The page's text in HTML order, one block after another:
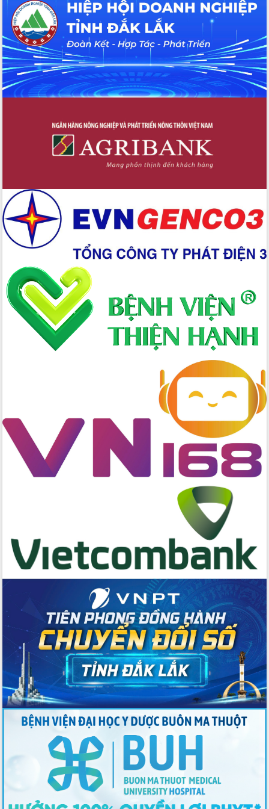
Tháo gỡ những vướng mắc, đẩy mạnh
công tác cải cách thủ tục hành chính
tại Trung tâm Phục vụ hành chính
công tỉnh
Đắk Lắk: Tôn vinh 46 giải pháp tại Hội
thi Sáng tạo Kỹ thuật 2024 - 2025
Đắk Lắk rà soát, điều chỉnh Đề án 190
Trương Công Thái kiểm tra thực địa
Dự án cao tốc Khánh Hòa - Buôn Ma
Định vị cà phê Việt Nam như một “di
Xây dựng nông thôn mới: Nâng cao đời
sống người dân từ những mô hình thiết
thực
Quyết liệt tháo gỡ vướng mắc, đẩy
nhanh tiến độ các dự án trọng điểm
trong Khu kinh tế Nam Phú Yên
Hòn Yến phát triển du lịch gắn với bảo
tồn biển
Lấy ý kiến điều chỉnh Quy hoạch tỉnh
Đắk Lắk thời kỳ 2021-2030, tầm nhìn
đến năm 2050
Phát động chiến dịch 30 ngày đêm
giải phóng mặt bằng Tuyến đường bộ
Đắk Lắk ký kết thỏa thuận hợp tác về
chuyển đổi số giai đoạn 2026 – 2030
với Tập đoàn Bưu chính Viễn thông
Việt Nam
Thứ trưởng Bộ Y tế làm việc với tỉnh
Đắk Lắk về phát triển nhân lực y tế
Tập huấn ứng dụng trí tuệ nhân tạo (AI)
trong thương mại điện tử năm 2026
trao đổi thông tin trước Kỳ họp thứ
Quyết liệt cải cách hành chính, khơi
thông nguồn lực phát triển
Nâng cao hiệu lực, hiệu quả HĐND
tỉnh thông qua hiện đại hóa hành chính
Xã Ea Phê gắn cải cách hành chính với
chuyển đổi số
Phó Chủ tịch Thường trực UBND tỉnh
Hồ Thị Nguyên Thảo làm việc tại Trung
tâm Phục vụ hành chính công xã Ea
Xây dựng nền hành chính số đồng
hành cùng nông dân dân, doanh nghiệp
Giai đoạn 2026-2030, Đắk Lắk phấn
đấu có 77% xã đạt chuẩn nông thôn